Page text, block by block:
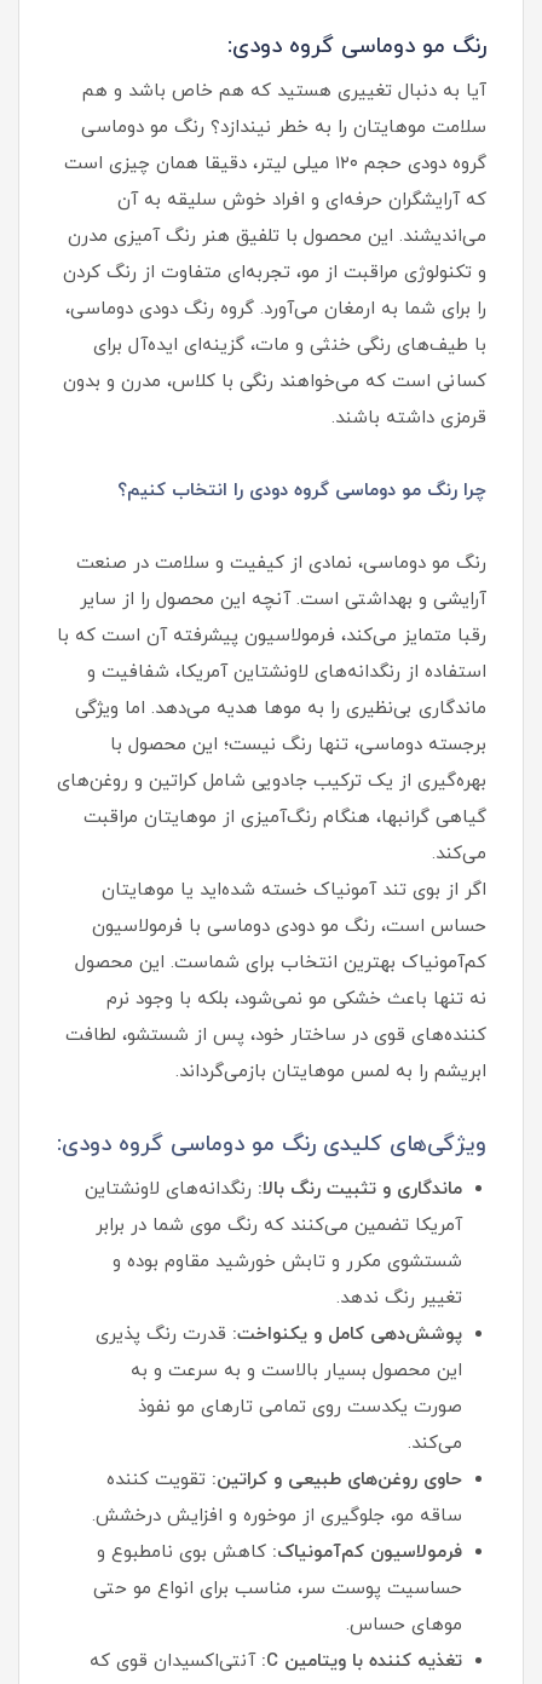
رنگ مو دوماسی گروه دودی:
آیا به دنبال تغییری هستید که هم خاص باشد و هم
سلامت موهایتان را به خطر نیندازد؟ رنگ مو دوماسی
گروه دودی حجم ۱۲۰ میلی لیتر، دقیقا همان چیزی است
که آرایشگران حرفه‌ای و افراد خوش سلیقه به آن
می‌اندیشند. این محصول با تلفیق هنر رنگ آمیزی مدرن
و تکنولوژی مراقبت از مو، تجربه‌ای متفاوت از رنگ کردن
را برای شما به ارمغان می‌آورد. گروه رنگ دودی دوماسی،
با طیف‌های رنگی خنثی و مات، گزینه‌ای ایده‌آل برای
کسانی است که می‌خواهند رنگی با کلاس، مدرن و بدون
قرمزی داشته باشند.
چرا رنگ مو دوماسی گروه دودی را انتخاب کنیم؟
رنگ مو دوماسی، نمادی از کیفیت و سلامت در صنعت
آرایشی و بهداشتی است. آنچه این محصول را از سایر
رقبا متمایز می‌کند، فرمولاسیون پیشرفته آن است که با
استفاده از رنگدانه‌های لاونشتاین آمریکا، شفافیت و
ماندگاری بی‌نظیری را به موها هدیه می‌دهد. اما ویژگی
برجسته دوماسی، تنها رنگ نیست؛ این محصول با
بهره‌گیری از یک ترکیب جادویی شامل کراتین و روغن‌های
گیاهی گرانبها، هنگام رنگ‌آمیزی از موهایتان مراقبت
می‌کند.
اگر از بوی تند آمونیاک خسته شده‌اید یا موهایتان
حساس است، رنگ مو دودی دوماسی با فرمولاسیون
کم‌آمونیاک بهترین انتخاب برای شماست. این محصول
نه تنها باعث خشکی مو نمی‌شود، بلکه با وجود نرم
کننده‌های قوی در ساختار خود، پس از شستشو، لطافت
ابریشم را به لمس موهایتان بازمی‌گرداند.
ویژگی‌های کلیدی رنگ مو دوماسی گروه دودی:
ماندگاری و تثبیت رنگ بالا: رنگدانه‌های لاونشتاین
آمریکا تضمین می‌کنند که رنگ موی شما در برابر
شستشوی مکرر و تابش خورشید مقاوم بوده و
تغییر رنگ ندهد.
پوشش‌دهی کامل و یکنواخت: قدرت رنگ پذیری
این محصول بسیار بالاست و به سرعت و به
صورت یکدست روی تمامی تارهای مو نفوذ
می‌کند.
حاوی روغن‌های طبیعی و کراتین: تقویت کننده
ساقه مو، جلوگیری از موخوره و افزایش درخشش.
فرمولاسیون کم‌آمونیاک: کاهش بوی نامطبوع و
حساسیت پوست سر، مناسب برای انواع مو حتی
موهای حساس.
تغذیه کننده با ویتامین C:
آنتی‌اکسیدان قوی که